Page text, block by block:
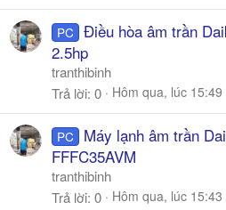
PC Điều hòa âm trần
2.5hp
tranthibinh
Trả lời 0 Hôm qua, lúc 15:49
PC
Máy lạnh âm trần
FFFC35AVM
tranthibinh
Trả lời 0 Hôm qua, lúc 15:43